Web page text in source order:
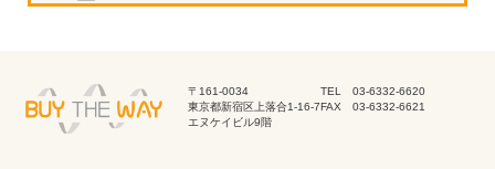
〒161-0034
東京都新宿区上落合1-16-7
エヌケイビル9階
TEL 03-6332-6620
FAX 03-6332-6621